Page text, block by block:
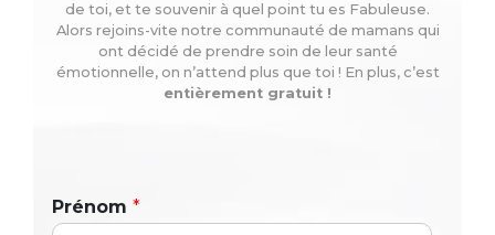
de toi, et te souvenir à quel point tu es Fabuleuse.
Alors rejoins-vite notre communauté de mamans qui
ont décidé de prendre soin de leur santé
émotionnelle, on n’attend plus que toi ! En plus, c’est
entièrement gratuit !
Prénom *